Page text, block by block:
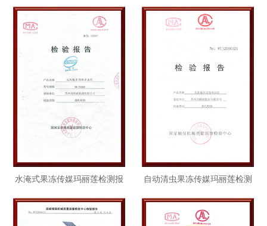
水淹式果冻传媒玛丽莲检测报
自动清虫果冻传媒玛丽莲检测